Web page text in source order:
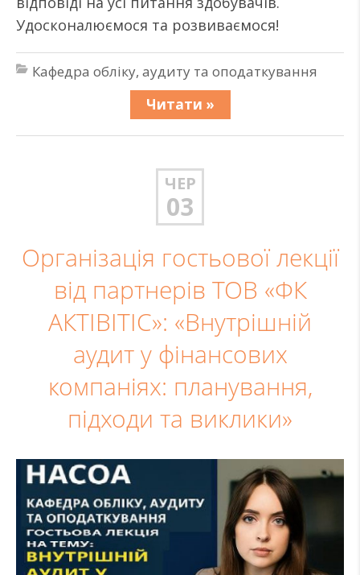
Удосконалюємося та розвиваємося!
Кафедра обліку, аудиту та оподаткування
Читати »
ЧЕР
03
Організація гостьової лекції
від партнерів ТОВ «ФК
АКТІВІТІС»: «Внутрішній
аудит у фінансових
компаніях: планування,
підходи та виклики»